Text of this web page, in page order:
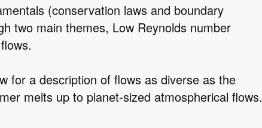
(conservation laws and boundary
two main themes, Low Reynolds number
for a description of flows as diverse as the
melts up to planet-sized atmospherical flows.